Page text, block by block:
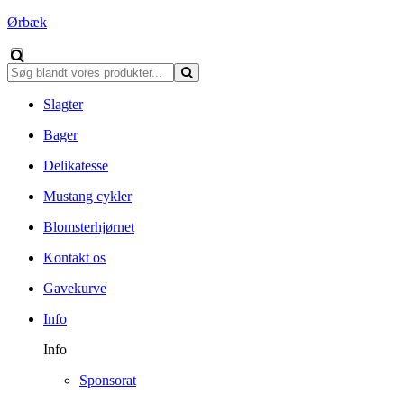
Ørbæk
Slagter
Bager
Delikatesse
Mustang cykler
Blomsterhjørnet
Kontakt os
Gavekurve
Info
Info
Sponsorat